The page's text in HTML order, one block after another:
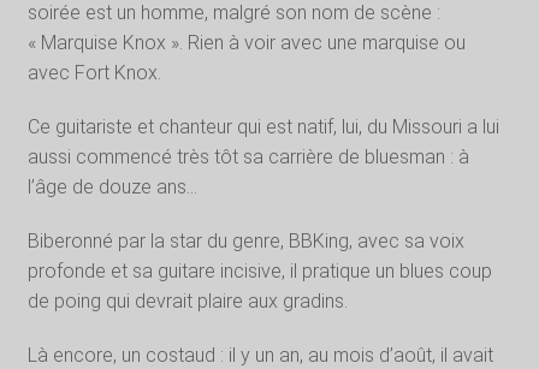
soirée est un homme, malgré son nom de scène :
« Marquise Knox ». Rien à voir avec une marquise ou
avec Fort Knox.
Ce guitariste et chanteur qui est natif, lui, du Missouri a lui
aussi commencé très tôt sa carrière de bluesman : à
l’âge de douze ans…
Biberonné par la star du genre, BBKing, avec sa voix
profonde et sa guitare incisive, il pratique un blues coup
de poing qui devrait plaire aux gradins.
Là encore, un costaud : il y un an, au mois d’août, il avait